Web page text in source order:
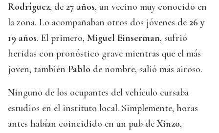
Rodríguez, de 27 años, un vecino muy conocido en
la zona. Lo acompañaban otros dos jóvenes de 26 y
19 años. El primero, Miguel Einserman, sufrió
heridas con pronóstico grave mientras que el más
joven, también Pablo de nombre, salió más airoso.
Ninguno de los ocupantes del vehículo cursaba
estudios en el instituto local. Simplemente, horas
antes habían coincidido en un pub de Xinzo,